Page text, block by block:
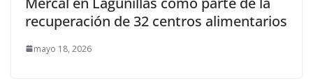
recuperación de 32 centros alimentarios
mayo 18, 2026